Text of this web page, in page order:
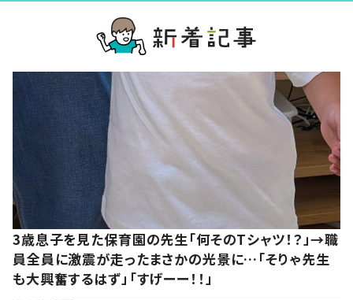
3歳息子を見た保育園の先生「何そのTシャツ！？」→職
員全員に激震が走ったまさかの光景に…「そりゃ先生
も大興奮するはず」「すげーー！！」